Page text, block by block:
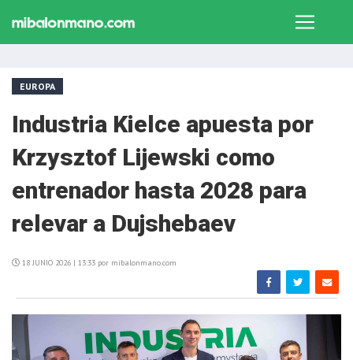
EUROPA
Industria Kielce apuesta por
Krzysztof Lijewski como
entrenador hasta 2028 para
relevar a Dujshebaev
18 JUNIO 2026 | 13:33 por mibalonmano.com